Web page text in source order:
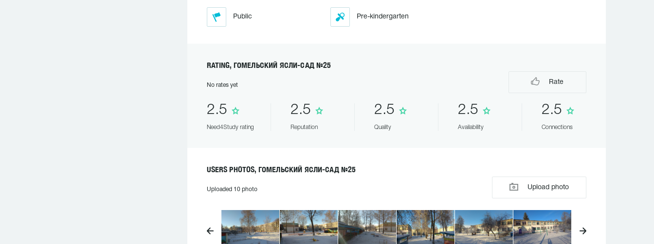
Public Pre-kindergarten
RATING, ГОМЕЛЬСКИЙ ЯСЛИ-САД №25
No rates yet Rate
2.5
Need4Study rating
2.5
Reputation
2.5
Quality
2.5
Availability
2.5
Connections
USERS PHOTOS, ГОМЕЛЬСКИЙ ЯСЛИ-САД №25
Uploaded 10 photo Upload photo